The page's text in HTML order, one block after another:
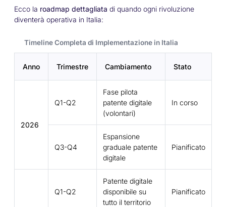
Ecco la roadmap dettagliata di quando ogni rivoluzione
diventerà operativa in Italia:
Timeline Completa di Implementazione in Italia
Anno Trimestre Cambiamento Stato
2026
Q1-Q2
Fase pilota
patente digitale
(volontari)
In corso
Q3-Q4
Espansione
graduale patente
digitale
Pianificato
Q1-Q2
Patente digitale
disponibile su
tutto il territorio
Pianificato